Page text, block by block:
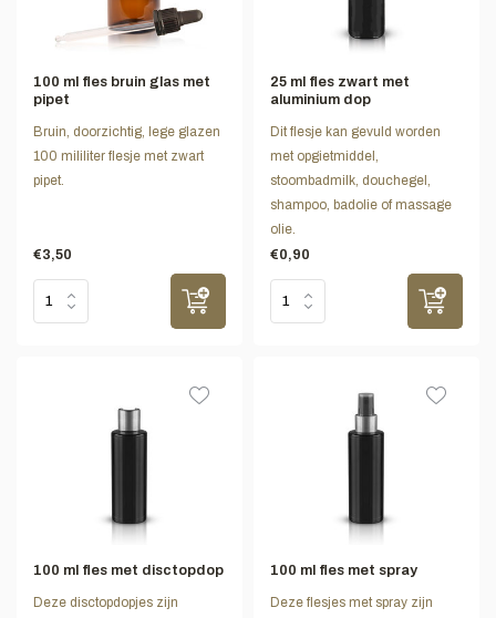
100 ml fles bruin glas met
pipet
Bruin, doorzichtig, lege glazen
100 mililiter flesje met zwart
pipet.
€3,50
25 ml fles zwart met
aluminium dop
Dit flesje kan gevuld worden
met opgietmiddel,
stoombadmilk, douchegel,
shampoo, badolie of massage
olie.
€0,90
100 ml fles met disctopdop
Deze disctopdopjes zijn
100 ml fles met spray
Deze flesjes met spray zijn